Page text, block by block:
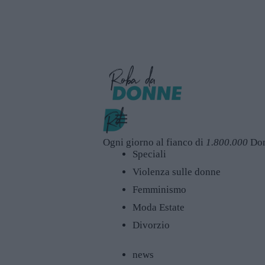
Ogni giorno al fianco di 1.800.000
Speciali
Violenza sulle donne
Femminismo
Moda Estate
Divorzio
news